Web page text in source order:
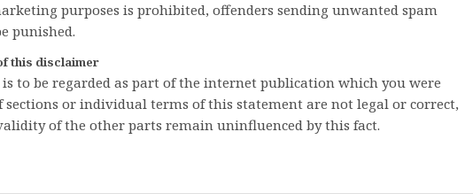
purposes is prohibited, offenders sending unwanted spam
punished.
this disclaimer
to be regarded as part of the internet publication which you were
sections or individual terms of this statement are not legal or correct,
of the other parts remain uninfluenced by this fact.